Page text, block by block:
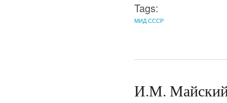
Tags:
МИД СССР
И.М.